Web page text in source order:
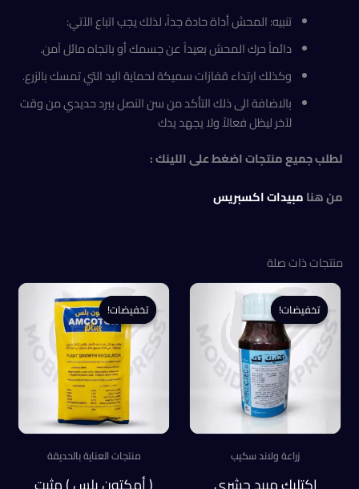
تنبيه: المحش أداة حادة جداً، لذلك يجب اتباع الآتي:
​دائماً حرك المحش بعيداً عن جسمك أو باتجاه مائل آمن.
وكذلك ​ارتداء قفازات سميكة لحماية اليد التي تمسك بالزرع.
بالاضافة الى ذلك ​التأكد من سن النصل ببرد حديدي من وقت
لآخر ليظل فعالاً ولا يجهد يدك
لطلب جميع منتجات اضغط على اللينك :
من هنامبيدات اكسبريس
منتجات ذات صلة
تخفيضات!
تخفيضات!
زراعة ولاند سكيب
تخفيضات!
تخفيضات!
منتجات العناية بالحديقة